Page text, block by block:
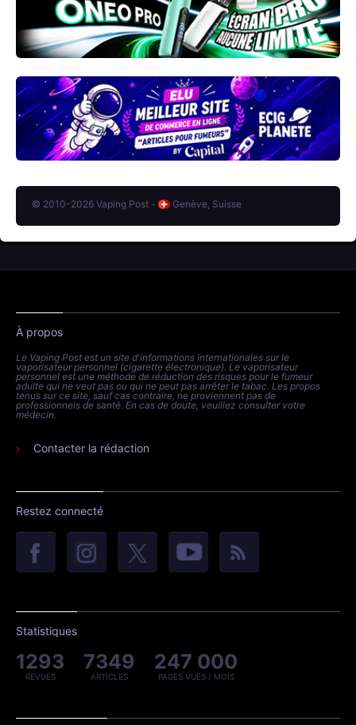
© 2010-2026 Vaping Post - Genève, Suisse
À propos
Le Vaping Post est un site d'informations internationales sur le
vaporisateur personnel (cigarette électronique). Le vaporisateur
personnel est une méthode de réduction des risques pour le fumeur
adulte qui ne veut pas ou qui ne peut pas arrêter le tabac. Les propos
tenus sur ce site, sauf cas contraire, ne proviennent pas de
professionnels de santé. En cas de doute, veuillez consulter votre
médecin.
Contacter la rédaction
Restez connecté
Statistiques
1293
REVUES
7349
ARTICLES
247 000
PAGES VUES / MOIS